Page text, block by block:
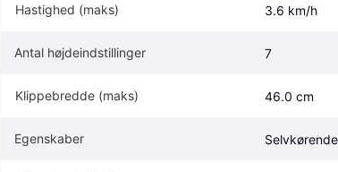
Hastighed (maks) 3.6 km/h
Antal højdeindstillinger 7
Klippebredde (maks) 46.0 cm
Egenskaber Selvkørende